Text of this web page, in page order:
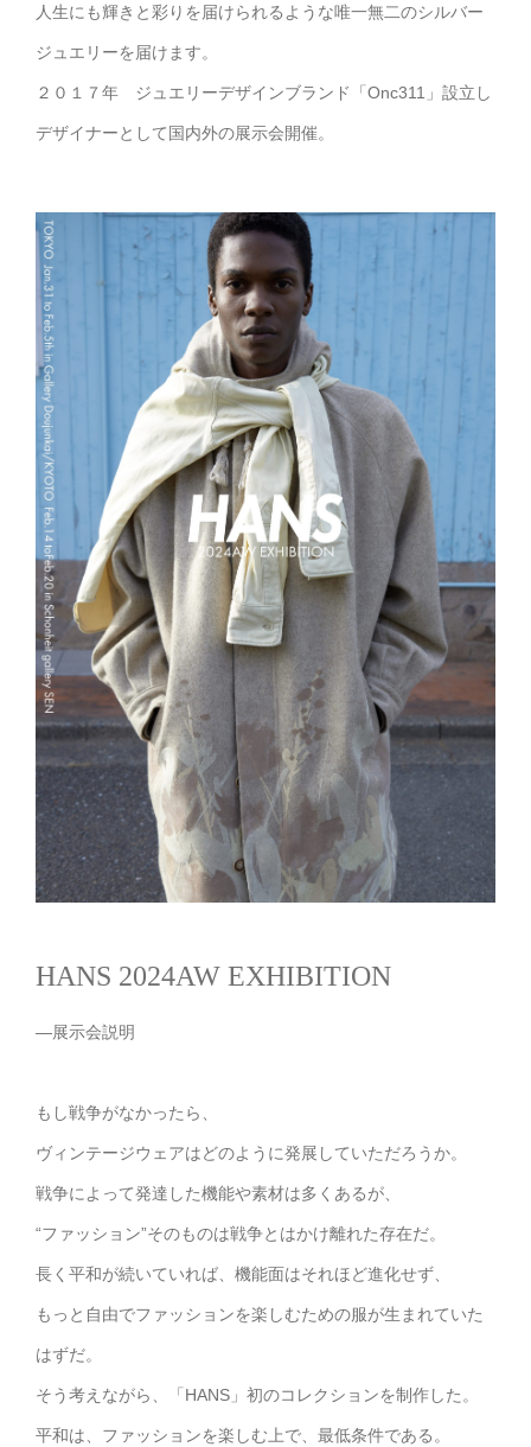
人生にも輝きと彩りを届けられるような唯一無二のシルバー
ジュエリーを届けます。
２０１７年 ジュエリーデザインブランド「Onc311」設立し
デザイナーとして国内外の展示会開催。
HANS 2024AW EXHIBITION
—展示会説明
もし戦争がなかったら、
ヴィンテージウェアはどのように発展していただろうか。
戦争によって発達した機能や素材は多くあるが、
“ファッション”そのものは戦争とはかけ離れた存在だ。
長く平和が続いていれば、機能面はそれほど進化せず、
もっと自由でファッションを楽しむための服が生まれていた
はずだ。
そう考えながら、「HANS」初のコレクションを制作した。
平和は、ファッションを楽しむ上で、最低条件である。